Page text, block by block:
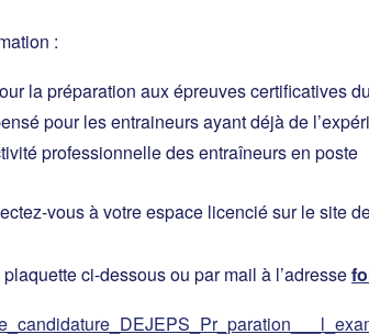
:
la préparation aux épreuves certificatives
pour les entraineurs ayant déjà de
professionnelle des entraîneurs en poste
vous à votre espace licencié sur le site
ci-dessous ou par mail à l’adresse